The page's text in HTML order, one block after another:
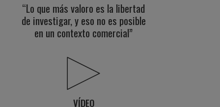
“Lo que más valoro es la libertad
de investigar, y eso no es posible
en un contexto comercial”
VÍDEO